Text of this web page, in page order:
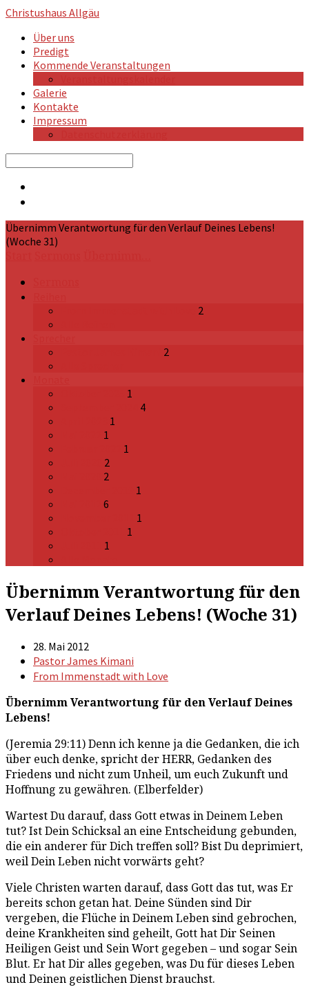
Christushaus Allgäu
Über uns
Predigt
Kommende Veranstaltungen
Galerie
Kontakte
Impressum
Search
Übernimm Verantwortung für den Verlauf Deines Lebens!
(Woche 31)
2
2
1
4
1
1
1
2
2
1
6
1
1
1
Übernimm Verantwortung für den
Verlauf Deines Lebens! (Woche 31)
28. Mai 2012
Pastor James Kimani
From Immenstadt with Love
Übernimm Verantwortung für den Verlauf Deines
Lebens!
(Jeremia 29:11) Denn ich kenne ja die Gedanken, die ich
über euch denke, spricht der HERR, Gedanken des
Friedens und nicht zum Unheil, um euch Zukunft und
Hoffnung zu gewähren. (Elberfelder)
Wartest Du darauf, dass Gott etwas in Deinem Leben
tut? Ist Dein Schicksal an eine Entscheidung gebunden,
die ein anderer für Dich treffen soll? Bist Du deprimiert,
weil Dein Leben nicht vorwärts geht?
Viele Christen warten darauf, dass Gott das tut, was Er
bereits schon getan hat. Deine Sünden sind Dir
vergeben, die Flüche in Deinem Leben sind gebrochen,
deine Krankheiten sind geheilt, Gott hat Dir Seinen
Heiligen Geist und Sein Wort gegeben – und sogar Sein
Blut. Er hat Dir alles gegeben, was Du für dieses Leben
und Deinen geistlichen Dienst brauchst.